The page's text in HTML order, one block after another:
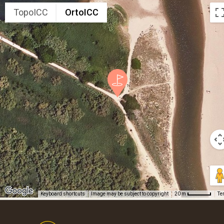
TopoICC OrtoICC
Keyboard shortcuts Image may be subject to copyright 20 m